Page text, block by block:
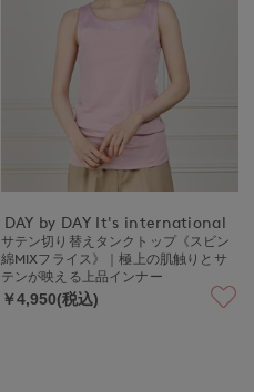
DAY by DAY It's international
サテン切り替えタンクトップ《スビン
綿MIXフライス》｜極上の肌触りとサ
テンが映える上品インナー
￥4,950(税込)